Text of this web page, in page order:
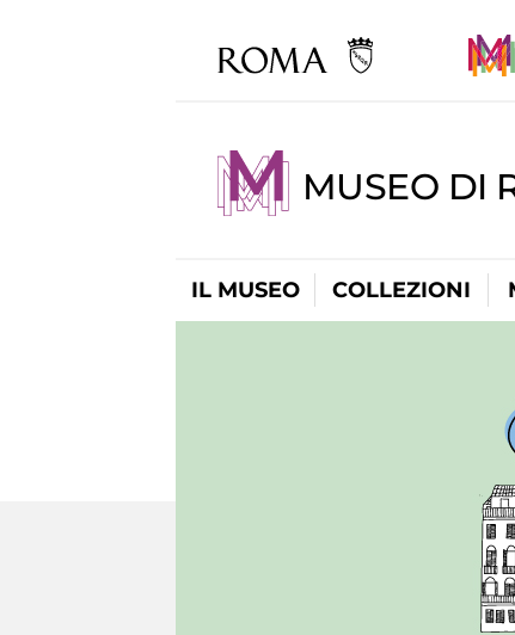
MUSEO DI
IL MUSEO COLLEZIONI